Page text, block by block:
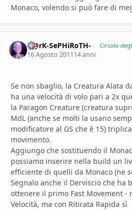
Monaco, volendo si può fare di
D@rK-SePHiRoTH- Circolo
16 Agosto 201114 anni
Se non sbaglio, la Creatura Alata
ha una velocità di volo pari a 2x
la Paragon Creature (creatura
MdL (anche se molti la usano
modificatore al GS che è 15)
movimento.
Aggiungo che sostituendo il
possiamo inserire nella build un
efficiente di quelli da Monaco (ne
Segnalo anche il Derviscio che ha
ottenere il primo Fast Movement -
Velocità, ma con Ritirata Rapida sì